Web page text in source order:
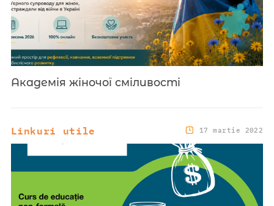
Академія жіночої сміливості
Linkuri utile 17 martie 2022